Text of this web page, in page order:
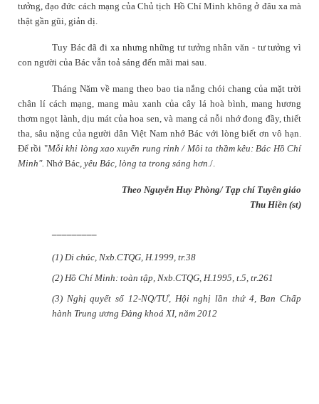
tưởng, đạo đức cách mạng của Chủ tịch Hồ Chí Minh không ở đâu xa mà
thật gần gũi, giản dị.
Tuy Bác đã đi xa nhưng những tư tưởng nhân văn - tư tưởng vì
con người của Bác vẫn toả sáng đến mãi mai sau.
Tháng Năm về mang theo bao tia nắng chói chang của mặt trời
chân lí cách mạng, mang màu xanh của cây lá hoà bình, mang hương
thơm ngọt lành, dịu mát của hoa sen, và mang cả nỗi nhớ đong đầy, thiết
tha, sâu nặng của người dân Việt Nam nhớ Bác với lòng biết ơn vô hạn.
Để rồi "Mỗi khi lòng xao xuyến rung rinh / Môi ta thầm kêu: Bác Hồ Chí
Minh". Nhớ Bác, yêu Bác, lòng ta trong sáng hơn./.
Theo Nguyễn Huy Phòng/ Tạp chí Tuyên giáo
Thu Hiền (st)
(1) Di chúc, Nxb.CTQG, H.1999, tr.38
(2) Hồ Chí Minh: toàn tập, Nxb.CTQG, H.1995, t.5, tr.261
(3) Nghị quyết số 12-NQ/TƯ, Hội nghị lần thứ 4, Ban Chấp
hành Trung ương Đảng khoá XI, năm 2012